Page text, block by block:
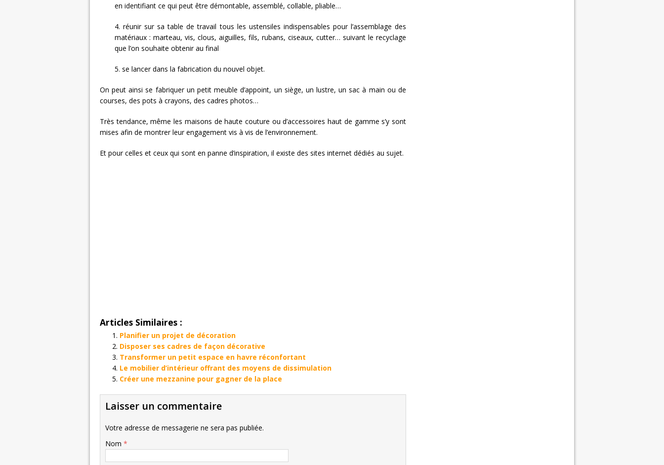
en identifiant ce qui peut être démontable, assemblé, collable, pliable…
4. réunir sur sa table de travail tous les ustensiles indispensables pour l’assemblage des
matériaux : marteau, vis, clous, aiguilles, fils, rubans, ciseaux, cutter… suivant le recyclage
que l’on souhaite obtenir au final
5. se lancer dans la fabrication du nouvel objet.
On peut ainsi se fabriquer un petit meuble d’appoint, un siège, un lustre, un sac à main ou de
courses, des pots à crayons, des cadres photos…
Très tendance, même les maisons de haute couture ou d’accessoires haut de gamme s’y sont
mises afin de montrer leur engagement vis à vis de l’environnement.
Et pour celles et ceux qui sont en panne d’inspiration, il existe des sites internet dédiés au sujet.
Articles Similaires :
Planifier un projet de décoration
Disposer ses cadres de façon décorative
Transformer un petit espace en havre réconfortant
Le mobilier d’intérieur offrant des moyens de dissimulation
Créer une mezzanine pour gagner de la place
Laisser un commentaire
Votre adresse de messagerie ne sera pas publiée.
Nom *